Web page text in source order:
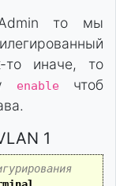
то мы
иначе, то
enableчтоб
1